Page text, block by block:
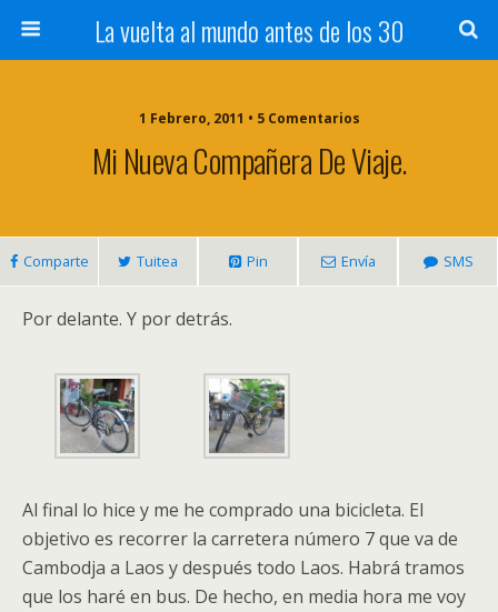
La vuelta al mundo antes de los 30
1 Febrero, 2011 • 5 Comentarios
Mi Nueva Compañera De Viaje.
Comparte Tuitea Pin Envía SMS
Por delante. Y por detrás.
Al final lo hice y me he comprado una bicicleta. El
objetivo es recorrer la carretera número 7 que va de
Cambodja a Laos y después todo Laos. Habrá tramos
que los haré en bus. De hecho, en media hora me voy